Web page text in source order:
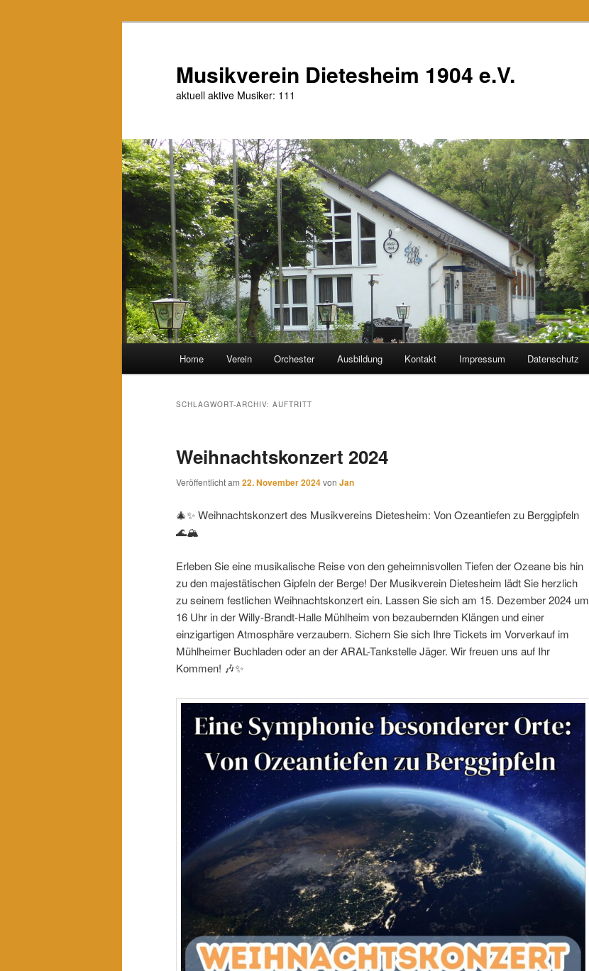
Musikverein Dietesheim 1904 e.V.
aktuell aktive Musiker: 111
Home Verein Orchester Ausbildung Kontakt Impressum Datenschutz
SCHLAGWORT-ARCHIV: AUFTRITT
Weihnachtskonzert 2024
Veröffentlicht am 22. November 2024von Jan
🎄✨ Weihnachtskonzert des Musikvereins Dietesheim: Von Ozeantiefen zu Berggipfeln
🌊🏔️
Erleben Sie eine musikalische Reise von den geheimnisvollen Tiefen der Ozeane bis hin
zu den majestätischen Gipfeln der Berge! Der Musikverein Dietesheim lädt Sie herzlich
zu seinem festlichen Weihnachtskonzert ein. Lassen Sie sich am 15. Dezember 2024 um
16 Uhr in der Willy-Brandt-Halle Mühlheim von bezaubernden Klängen und einer
einzigartigen Atmosphäre verzaubern. Sichern Sie sich Ihre Tickets im Vorverkauf im
Mühlheimer Buchladen oder an der ARAL-Tankstelle Jäger. Wir freuen uns auf Ihr
Kommen! 🎶✨